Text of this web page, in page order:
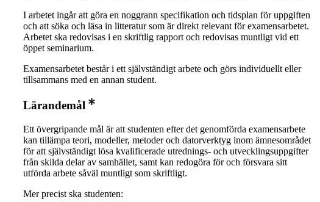
I arbetet ingår att göra en noggrann specifikation och tidsplan för uppgiften
och att söka och läsa in litteratur som är direkt relevant för examensarbetet.
Arbetet ska redovisas i en skriftlig rapport och redovisas muntligt vid ett
öppet seminarium.
Examensarbetet består i ett självständigt arbete och görs individuellt eller
tillsammans med en annan student.
Lärandemål
Ett övergripande mål är att studenten efter det genomförda examensarbete
kan tillämpa teori, modeller, metoder och datorverktyg inom ämnesområdet
för att självständigt lösa kvalificerade utrednings- och utvecklingsuppgifter
från skilda delar av samhället, samt kan redogöra för och försvara sitt
utförda arbete såväl muntligt som skriftligt.
Mer precist ska studenten: